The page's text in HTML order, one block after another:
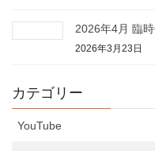
2026年4月 臨
2026年3月23日
カテゴリー
YouTube